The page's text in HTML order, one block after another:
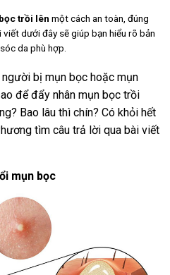
trồi lên một cách an toàn, đúng
dưới đây sẽ giúp bạn hiểu rõ bản
da phù hợp.
bị mụn bọc hoặc mụn
để đẩy nhân mụn bọc trồi
Bao lâu thì chín? Có khỏi hết
tìm câu trả lời qua bài viết
mụn bọc